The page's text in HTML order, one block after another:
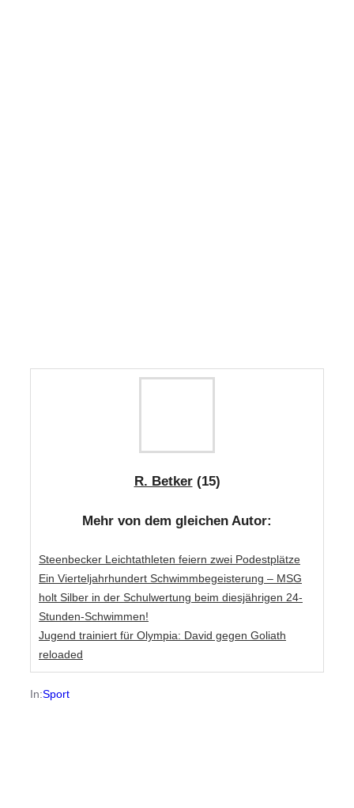
R. Betker(15)
Mehr von dem gleichen Autor:
Steenbecker Leichtathleten feiern zwei Podestplätze
Ein Vierteljahrhundert Schwimmbegeisterung – MSG
holt Silber in der Schulwertung beim diesjährigen 24-
Stunden-Schwimmen!
Jugend trainiert für Olympia: David gegen Goliath
reloaded
In:Sport